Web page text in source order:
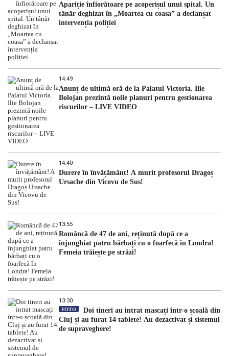
Apariție înfiorătoare pe acoperișul unui spital. Un
tânăr deghizat în „Moartea cu coasa” a declanșat
intervenția poliției
14:49
Anunț de ultimă oră de la Palatul Victoria. Ilie
Bolojan prezintă noile planuri pentru gestionarea
riscurilor – LIVE VIDEO
14:40
Durere în învățământ! A murit profesorul Dragoș
Ursache din Vicovu de Sus!
13:55
Româncă de 47 de ani, reținută după ce a
înjunghiat patru bărbați cu o foarfecă în Londra!
Femeia trăiește pe străzi!
13:30
FOTO
Doi tineri au intrat mascați într-o școală din
Cluj și au furat 14 tablete! Au dezactivat și sistemul
de supraveghere!